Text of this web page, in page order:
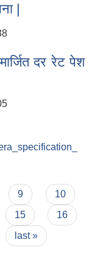
|
दर रेट पेश
9
10
15
16
last »